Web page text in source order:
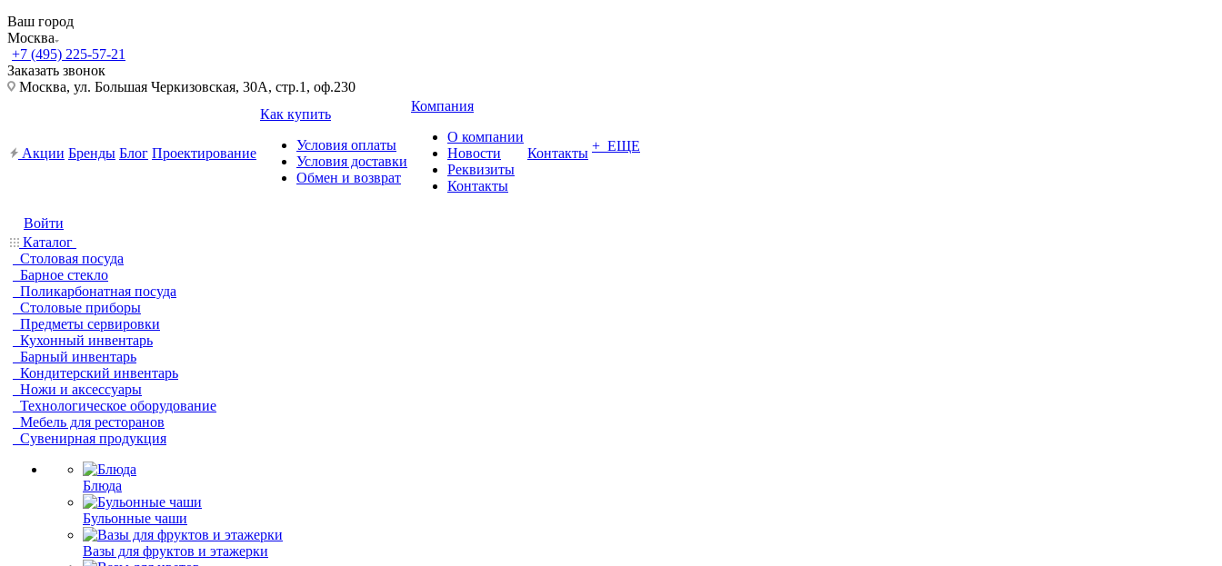
Ваш город
Москва
+7 (495) 225-57-21
Заказать звонок
Москва, ул. Большая Черкизовская, 30А, стр.1, оф.230
Акции Бренды Блог Проектирование
Как купить
Условия оплаты
Условия доставки
Обмен и возврат
Компания
О компании
Новости
Реквизиты
Контакты
Контакты + ЕЩЕ
Войти
Каталог
Столовая посуда
Барное стекло
Поликарбонатная посуда
Столовые приборы
Предметы сервировки
Кухонный инвентарь
Барный инвентарь
Кондитерский инвентарь
Ножи и аксессуары
Технологическое оборудование
Мебель для ресторанов
Сувенирная продукция
Блюда
Бульонные чаши
Вазы для фруктов и этажерки